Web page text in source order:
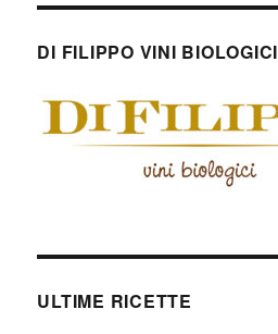
DI FILIPPO VINI BIOLOGICI
ULTIME RICETTE